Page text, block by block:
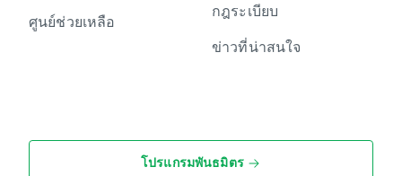
ศูนย์ช่วยเหลือ
กฎระเบียบ
ข่าวที่น่าสนใจ
โปรแกรมพันธมิตร